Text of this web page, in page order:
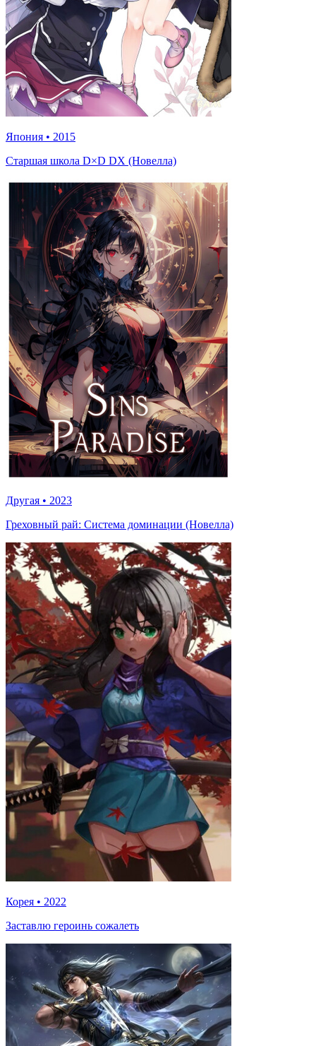
Япония • 2015
Старшая школа D×D DX (Новелла)
Другая • 2023
Греховный рай: Система доминации (Новелла)
Корея • 2022
Заставлю героинь сожалеть